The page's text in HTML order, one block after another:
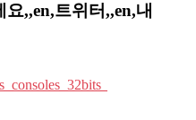
,,en,트위터,,en,내